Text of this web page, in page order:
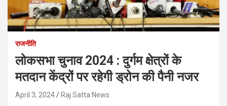
राजनीति
लोकसभा चुनाव 2024 : दुर्गम क्षेत्रों के
मतदान केंद्रों पर रहेगी ड्रोन की पैनी नजर
April 3, 2024 Raj Satta News